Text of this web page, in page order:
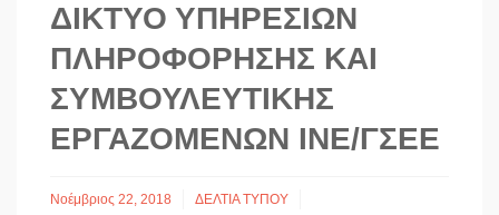
ΔΊΚΤΥΟ ΥΠΗΡΕΣΙΏΝ
ΠΛΗΡΟΦΌΡΗΣΗΣ ΚΑΙ
ΣΥΜΒΟΥΛΕΥΤΙΚΉΣ
ΕΡΓΑΖΟΜΈΝΩΝ ΙΝΕ/ΓΣΕΕ
Νοέμβριος 22, 2018 ΔΕΛΤΙΑ ΤΥΠΟΥ